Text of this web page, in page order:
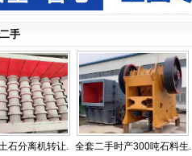
手
石分离机转让. 全套二手时产300吨石料生.